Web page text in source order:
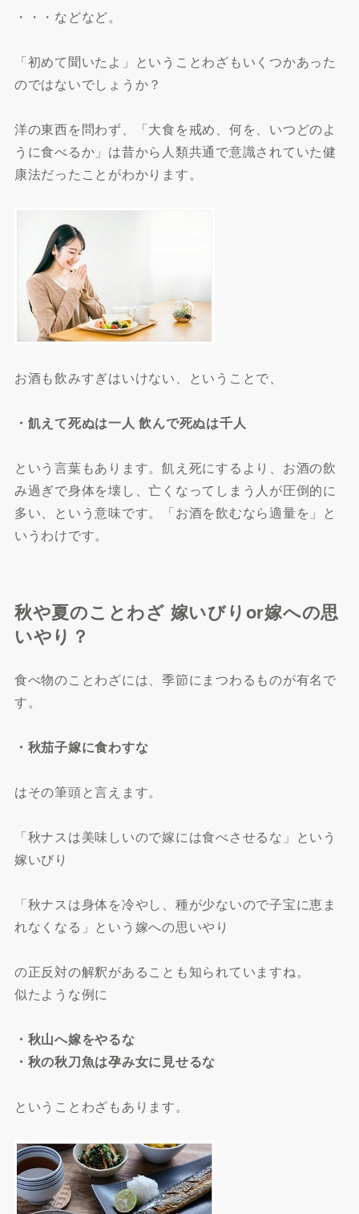
・・・などなど。
「初めて聞いたよ」ということわざもいくつかあった
のではないでしょうか？
洋の東西を問わず、「大食を戒め、何を、いつどのよ
うに食べるか」は昔から人類共通で意識されていた健
康法だったことがわかります。
お酒も飲みすぎはいけない、ということで、
・飢えて死ぬは一人 飲んで死ぬは千人
という言葉もあります。飢え死にするより、お酒の飲
み過ぎで身体を壊し、亡くなってしまう人が圧倒的に
多い、という意味です。「お酒を飲むなら適量を」と
いうわけです。
秋や夏のことわざ 嫁いびりor嫁への思
いやり？
食べ物のことわざには、季節にまつわるものが有名で
す。
・秋茄子嫁に食わすな
はその筆頭と言えます。
「秋ナスは美味しいので嫁には食べさせるな」という
嫁いびり
「秋ナスは身体を冷やし、種が少ないので子宝に恵ま
れなくなる」という嫁への思いやり
の正反対の解釈があることも知られていますね。
似たような例に
・秋山へ嫁をやるな
・秋の秋刀魚は孕み女に見せるな
ということわざもあります。